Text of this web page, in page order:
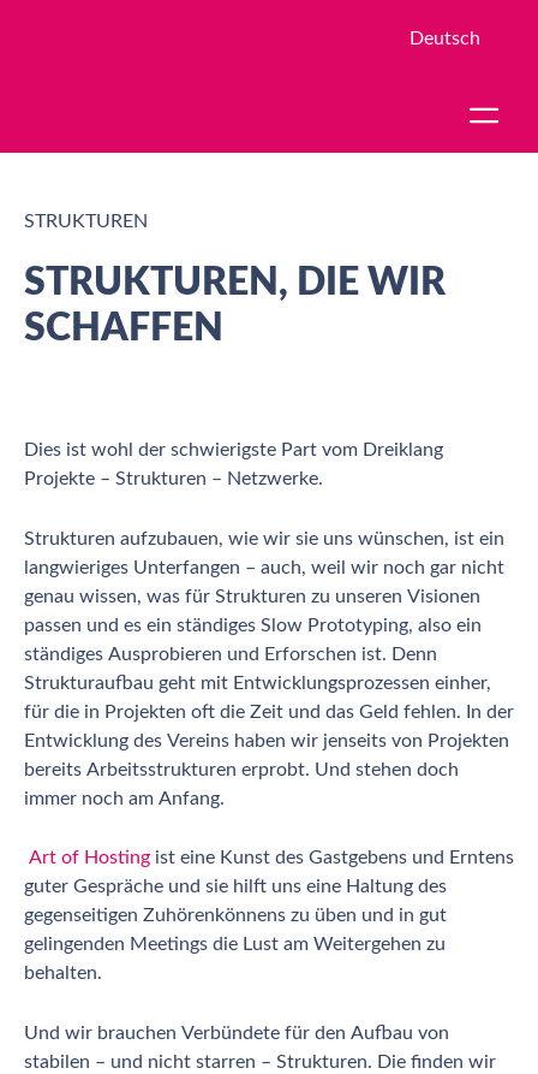
Deutsch
STRUKTUREN
STRUKTUREN, DIE WIR
SCHAFFEN
Dies ist wohl der schwierigste Part vom Dreiklang
Projekte – Strukturen – Netzwerke.
Strukturen aufzubauen, wie wir sie uns wünschen, ist ein
langwieriges Unterfangen – auch, weil wir noch gar nicht
genau wissen, was für Strukturen zu unseren Visionen
passen und es ein ständiges Slow Prototyping, also ein
ständiges Ausprobieren und Erforschen ist. Denn
Strukturaufbau geht mit Entwicklungsprozessen einher,
für die in Projekten oft die Zeit und das Geld fehlen. In der
Entwicklung des Vereins haben wir jenseits von Projekten
bereits Arbeitsstrukturen erprobt. Und stehen doch
immer noch am Anfang.
Art of Hosting ist eine Kunst des Gastgebens und Erntens
guter Gespräche und sie hilft uns eine Haltung des
gegenseitigen Zuhörenkönnens zu üben und in gut
gelingenden Meetings die Lust am Weitergehen zu
behalten.
Und wir brauchen Verbündete für den Aufbau von
stabilen – und nicht starren – Strukturen. Die finden wir